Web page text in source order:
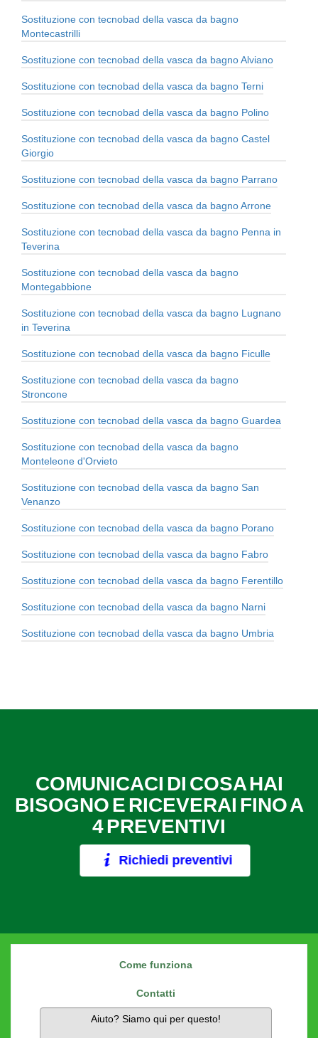
Sostituzione con tecnobad della vasca da bagno
Montecastrilli
Sostituzione con tecnobad della vasca da bagno Alviano
Sostituzione con tecnobad della vasca da bagno Terni
Sostituzione con tecnobad della vasca da bagno Polino
Sostituzione con tecnobad della vasca da bagno Castel
Giorgio
Sostituzione con tecnobad della vasca da bagno Parrano
Sostituzione con tecnobad della vasca da bagno Arrone
Sostituzione con tecnobad della vasca da bagno Penna in
Teverina
Sostituzione con tecnobad della vasca da bagno
Montegabbione
Sostituzione con tecnobad della vasca da bagno Lugnano
in Teverina
Sostituzione con tecnobad della vasca da bagno Ficulle
Sostituzione con tecnobad della vasca da bagno
Stroncone
Sostituzione con tecnobad della vasca da bagno Guardea
Sostituzione con tecnobad della vasca da bagno
Monteleone d'Orvieto
Sostituzione con tecnobad della vasca da bagno San
Venanzo
Sostituzione con tecnobad della vasca da bagno Porano
Sostituzione con tecnobad della vasca da bagno Fabro
Sostituzione con tecnobad della vasca da bagno Ferentillo
Sostituzione con tecnobad della vasca da bagno Narni
Sostituzione con tecnobad della vasca da bagno Umbria
COMUNICACI DI COSA HAI
BISOGNO E RICEVERAI FINO A
4 PREVENTIVI
Richiedi preventivi
Come funziona
Contatti
Aiuto? Siamo qui per questo!